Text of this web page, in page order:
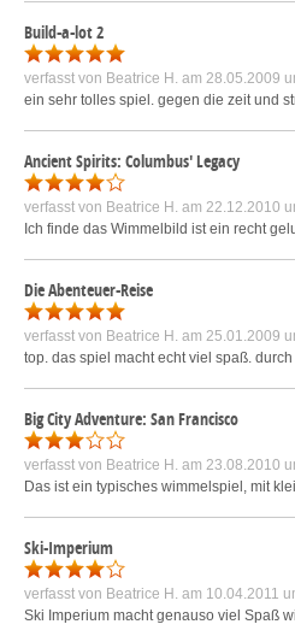
Build-a-lot 2
verfasst von Beatrice H. am 28.05.2009
ein sehr tolles spiel. gegen die zeit und
Ancient Spirits: Columbus' Legacy
verfasst von Beatrice H. am 22.12.2010
Ich finde das Wimmelbild ist ein recht
Die Abenteuer-Reise
verfasst von Beatrice H. am 25.01.2009
top. das spiel macht echt viel spaß.
Big City Adventure: San Francisco
verfasst von Beatrice H. am 23.08.2010
Das ist ein typisches wimmelspiel, mit
Ski-Imperium
verfasst von Beatrice H. am 10.04.2011
Ski Imperium macht genauso viel Spaß